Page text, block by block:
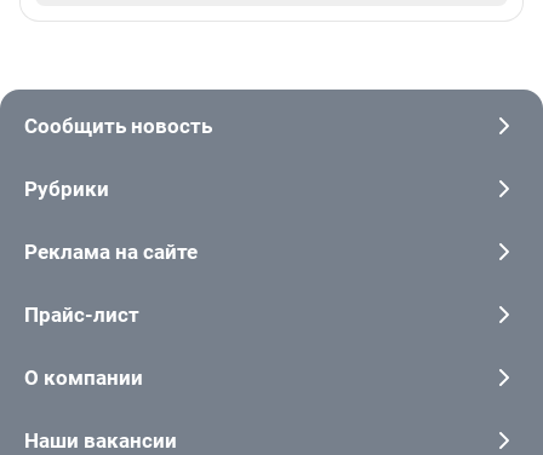
Сообщить новость
Рубрики
Реклама на сайте
Прайс-лист
О компании
Наши вакансии